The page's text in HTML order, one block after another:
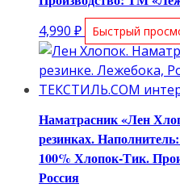
4,990 ₽ Быстрый
Наматрасник «Лен
резинках.
100% Хлопок-Тик.
Россия